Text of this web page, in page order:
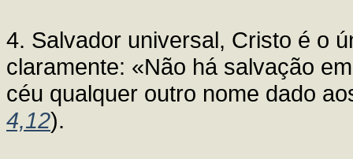
4. Salvador universal, Cristo é o
claramente: «Não há salvação
céu qualquer outro nome dado
4,12).